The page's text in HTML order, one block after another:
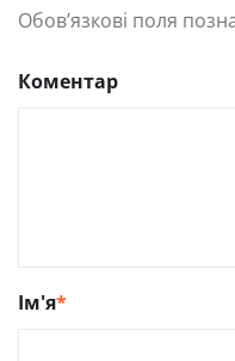
Обов’язкові поля
Коментар
Ім'я*